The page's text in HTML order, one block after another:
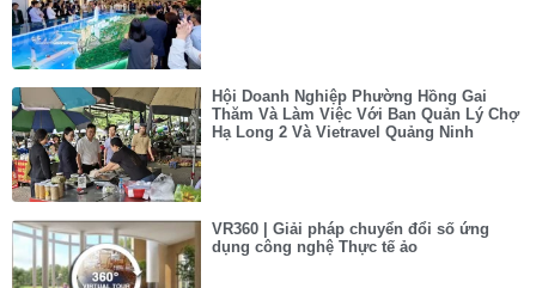
Hội Doanh Nghiệp Phường Hồng Gai
Thăm Và Làm Việc Với Ban Quản Lý Chợ
Hạ Long 2 Và Vietravel Quảng Ninh
VR360 | Giải pháp chuyển đổi số ứng
dụng công nghệ Thực tế ảo